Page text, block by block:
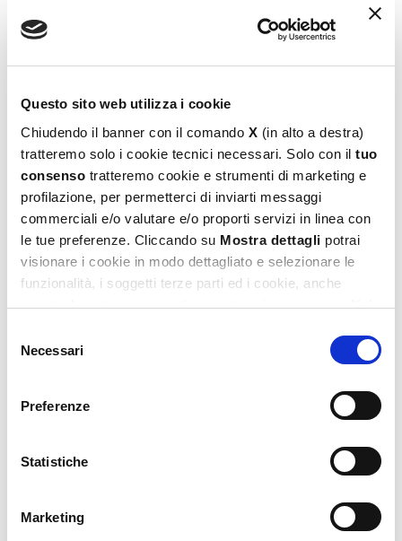
Questo sito web utilizza i cookie
Chiudendo il banner con il comando X (in alto a destra)
tratteremo solo i cookie tecnici necessari. Solo con il tuo
consenso tratteremo cookie e strumenti di marketing e
profilazione, per permetterci di inviarti messaggi
commerciali e/o valutare e/o proporti servizi in linea con
le tue preferenze. Cliccando su Mostra dettagli potrai
visionare i cookie in modo dettagliato e selezionare le
funzionalità, i soggetti terze parti ed i cookie, anche
eventualmente raggruppati per categorie omogenee. Nel
Privacy e Cookie Policy,
dove potrai avere maggiori
informazioni e modificare le tue scelte. Potrai verificare e
modificare i tuoi consensi anche cliccando sul simbolo
della graffetta presente su ogni pagina
delNecessari
Preferenze
Statistiche
Marketing
Barbie Eco-Puzzle Mini 48
5,99 €
Aggiungi al carrello